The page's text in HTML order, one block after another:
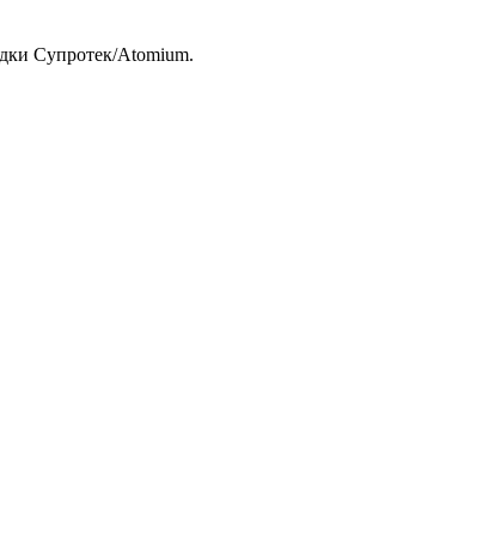
Супротек/Atomium.